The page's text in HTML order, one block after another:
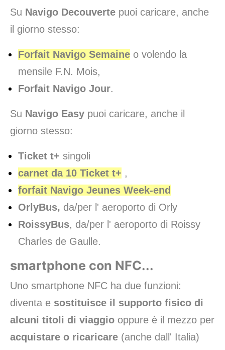
Su Navigo Decouverte puoi caricare, anche
il giorno stesso:
Forfait Navigo Semaine o volendo la
mensile F.N. Mois,
Forfait Navigo Jour.
Su Navigo Easy puoi caricare, anche il
giorno stesso:
Ticket t+ singoli
carnet da 10 Ticket t+ ,
forfait Navigo Jeunes Week-end
OrlyBus, da/per l' aeroporto di Orly
RoissyBus, da/per l' aeroporto di Roissy
Charles de Gaulle.
smartphone con NFC...
Uno smartphone NFC ha due funzioni:
diventa e sostituisce il supporto fisico di
alcuni titoli di viaggio oppure è il mezzo per
acquistare o ricaricare (anche dall' Italia)